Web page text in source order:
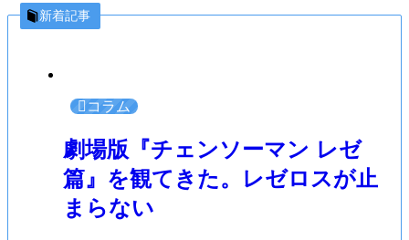
新着記事
コラム
劇場版『チェンソーマン レゼ
篇』を観てきた。レゼロスが止
まらない